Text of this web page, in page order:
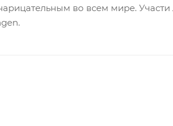
во всем мире.